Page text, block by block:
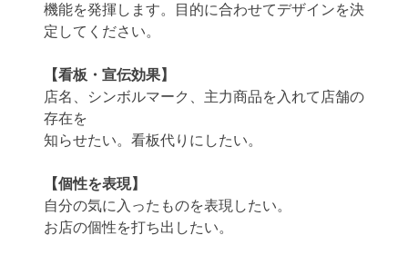
機能を発揮します。目的に合わせてデザインを決
定してください。
【看板・宣伝効果】
店名、シンボルマーク、主力商品を入れて店舗の
存在を
知らせたい。看板代りにしたい。
【個性を表現】
自分の気に入ったものを表現したい。
お店の個性を打ち出したい。